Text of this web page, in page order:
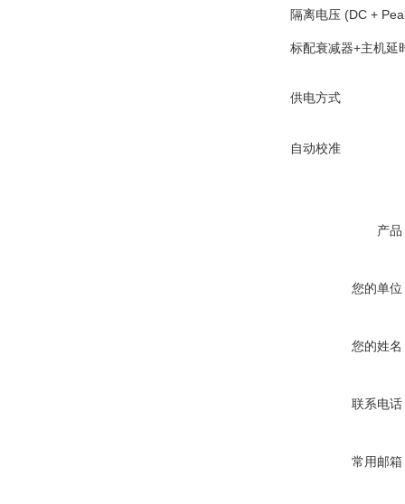
隔离电压 (DC +
标配衰减器+主机延
供电方式
自动校准
产品
您的单位
您的姓名
联系电话
常用邮箱